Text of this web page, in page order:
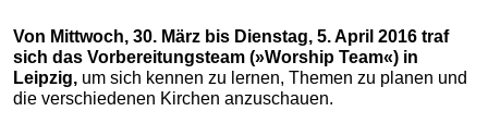
Von Mittwoch, 30. März bis Dienstag, 5. April 2016 traf
sich das Vorbereitungsteam (»Worship Team«) in
Leipzig, um sich kennen zu lernen, Themen zu planen und
die verschiedenen Kirchen anzuschauen.